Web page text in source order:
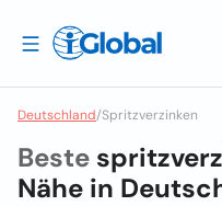
Deutschland/Spritzverzinken
Beste
Nähe in